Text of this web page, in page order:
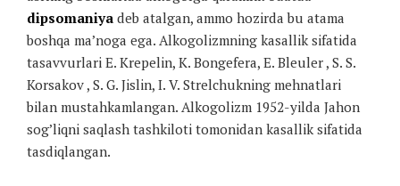
dipsomaniya deb atalgan, ammo hozirda bu atama
boshqa ma’noga ega. Alkogolizmning kasallik sifatida
tasavvurlari E. Krepelin, K. Bongefera, E. Bleuler , S. S.
Korsakov , S. G. Jislin, I. V. Strelchukning mehnatlari
bilan mustahkamlangan. Alkogolizm 1952-yilda Jahon
sog’liqni saqlash tashkiloti tomonidan kasallik sifatida
tasdiqlangan.